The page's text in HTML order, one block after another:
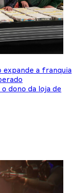
expande a franquia
dono da loja de